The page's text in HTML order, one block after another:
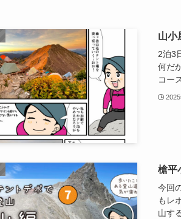
山小
2泊3
何だ
コー
槍平
今回
もレ
山す